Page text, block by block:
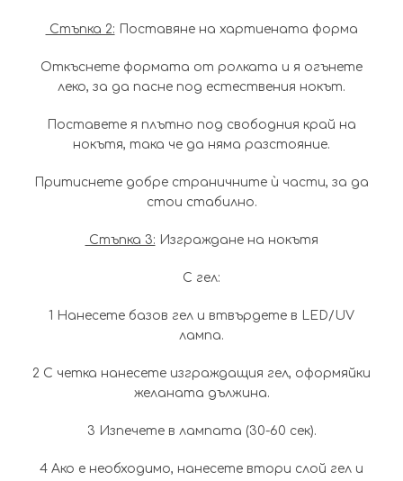
Стъпка 2: Поставяне на хартиената форма
Откъснете формата от ролката и я огънете
леко, за да пасне под естествения нокът.
Поставете я плътно под свободния край на
нокътя, така че да няма разстояние.
Притиснете добре страничните ѝ части, за да
стои стабилно.
Стъпка 3: Изграждане на нокътя
С гел:
1️ Нанесете базов гел и втвърдете в LED/UV
лампа.
2️ С четка нанесете изграждащия гел, оформяйки
желаната дължина.
3️ Изпечете в лампата (30-60 сек).
4️ Ако е необходимо, нанесете втори слой гел и